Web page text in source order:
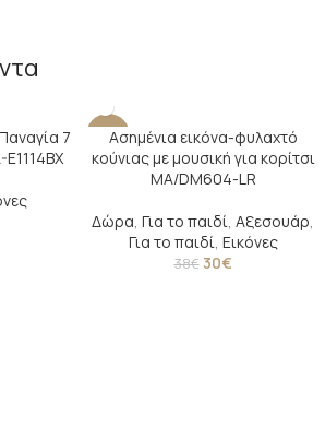
7
-21%
Ασημένια εικόνα-φυλαχτό
κούνιας με μουσική για κορίτσι
MA/DM604-LR
Δώρα, Για το παιδί, Αξεσουάρ,
Για το παιδί, Εικόνες
38€ 30€